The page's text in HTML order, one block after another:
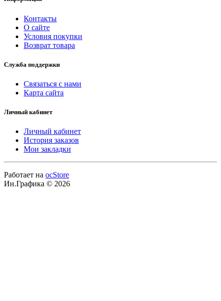
Контакты
О сайте
Условия покупки
Возврат товара
Служба поддержки
Связаться с нами
Карта сайта
Личный кабинет
Личный кабинет
История заказов
Мои закладки
Работает на ocStore
Ин.Графика © 2026